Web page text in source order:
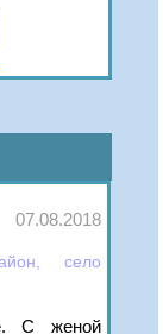
07.08.2018
село
С женой